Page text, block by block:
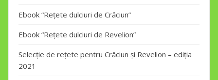
Ebook “Rețete dulciuri de Crăciun”
Ebook “Rețete dulciuri de Revelion”
Selecție de rețete pentru Crăciun și Revelion – ediția
2021